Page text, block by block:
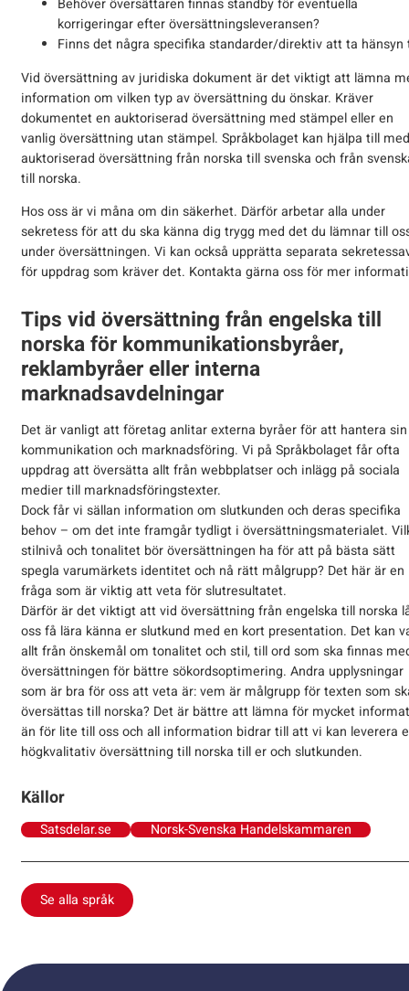
Behöver översättaren finnas standby för eventuella
korrigeringar efter översättningsleveransen?
Finns det några specifika standarder/direktiv att ta hänsyn
Vid översättning av juridiska dokument är det viktigt att lämna
information om vilken typ av översättning du önskar. Kräver
dokumentet en auktoriserad översättning med stämpel eller en
vanlig översättning utan stämpel. Språkbolaget kan hjälpa till med
auktoriserad översättning från norska till svenska och från
till norska.
Hos oss är vi måna om din säkerhet. Därför arbetar alla under
sekretess för att du ska känna dig trygg med det du lämnar till
under översättningen. Vi kan också upprätta separata
för uppdrag som kräver det. Kontakta gärna oss för mer
Tips vid översättning från engelska till
norska för kommunikationsbyråer,
reklambyråer eller interna
marknadsavdelningar
Det är vanligt att företag anlitar externa byråer för att hantera sin
kommunikation och marknadsföring. Vi på Språkbolaget får ofta
uppdrag att översätta allt från webbplatser och inlägg på sociala
medier till marknadsföringstexter.
Dock får vi sällan information om slutkunden och deras specifika
behov – om det inte framgår tydligt i översättningsmaterialet.
stilnivå och tonalitet bör översättningen ha för att på bästa sätt
spegla varumärkets identitet och nå rätt målgrupp? Det här är en
fråga som är viktig att veta för slutresultatet.
Därför är det viktigt att vid översättning från engelska till norska
oss få lära känna er slutkund med en kort presentation. Det kan
allt från önskemål om tonalitet och stil, till ord som ska finnas
översättningen för bättre sökordsoptimering. Andra upplysningar
som är bra för oss att veta är: vem är målgrupp för texten som
översättas till norska? Det är bättre att lämna för mycket
än för lite till oss och all information bidrar till att vi kan leverera
högkvalitativ översättning till norska till er och slutkunden.
Källor
Satsdelar.se Norsk-Svenska Handelskammaren
Se alla språk